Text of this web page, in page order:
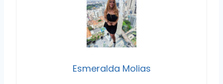
Esmeralda Molias